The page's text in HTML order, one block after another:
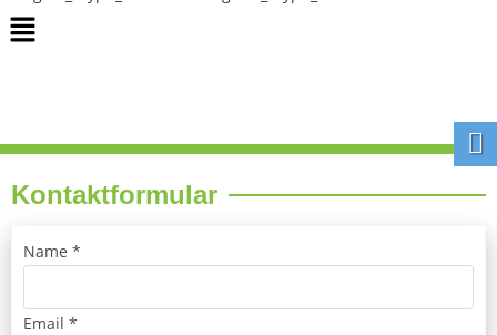
Kontaktformular
Name *
Email *